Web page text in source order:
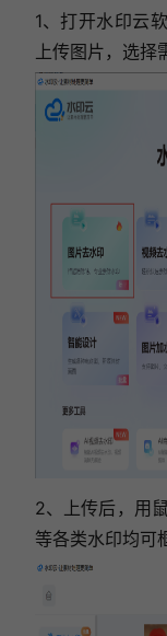
1、打开水印云
上传图片，选择
2、上传后，用
等各类水印均可